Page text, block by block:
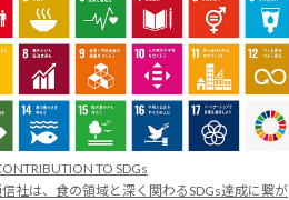
TO SDGs
社は、食の領域と深く関わるSDGs達成に繋が